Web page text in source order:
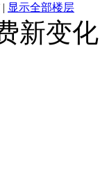
| 显示全部楼层
新变